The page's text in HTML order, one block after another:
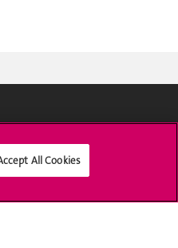
All Cookies